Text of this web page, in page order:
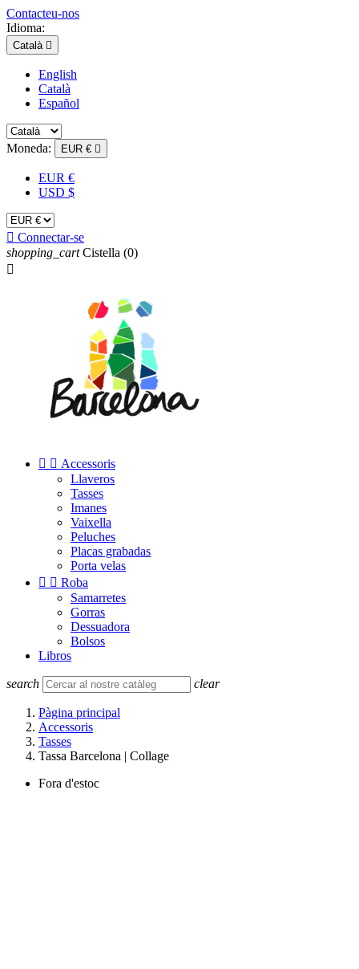
Contacteu-nos
Idioma:
Català 
English
Català
Español
Moneda: EUR € 
EUR €
USD $
 Connectar-se
shopping_cart Cistella (0)

  Accessoris
Llaveros
Tasses
Imanes
Vaixella
Peluches
Placas grabadas
Porta velas
  Roba
Samarretes
Gorras
Dessuadora
Bolsos
Libros
search clear
Pàgina principal
Accessoris
Tasses
Tassa Barcelona | Collage
Fora d'estoc